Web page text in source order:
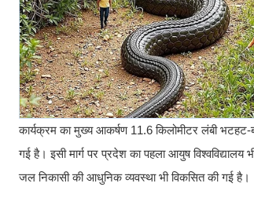
कार्यक्रम का मुख्य आकर्षण 11.6 किलोमीटर लंबी
गई है। इसी मार्ग पर प्रदेश का पहला आयुष
जल निकासी की आधुनिक व्यवस्था भी विकसित की गई है।